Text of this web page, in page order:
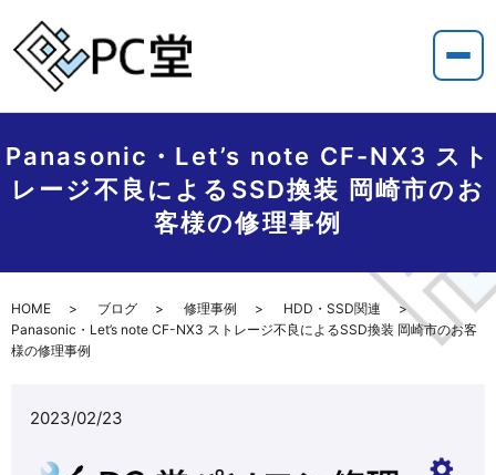
Panasonic・Let’s note CF-NX3 スト
レージ不良によるSSD換装 岡崎市のお
客様の修理事例
HOME ブログ 修理事例
HDD・SSD関連
Panasonic・Let’s note CF-NX3 ストレージ不良によるSSD換装 岡崎市のお客
様の修理事例
2023/02/23